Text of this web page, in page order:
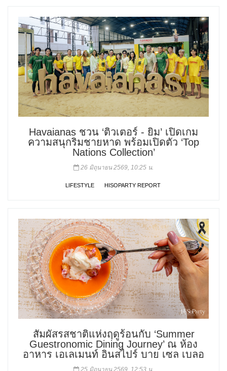
Havaianas ชวน ‘ติวเตอร์ - ยิม’ เปิดเกม
ความสนุกริมชายหาด พร้อมเปิดตัว ‘Top
Nations Collection’
26 มิถุนายน 2569, 10:25 น.
LIFESTYLE HISOPARTY REPORT
สัมผัสรสชาติแห่งฤดูร้อนกับ ‘Summer
Guestronomic Dining Journey’ ณ ห้อง
อาหาร เอเลเมนท์ อินสไปร์ บาย เซล เบลอ